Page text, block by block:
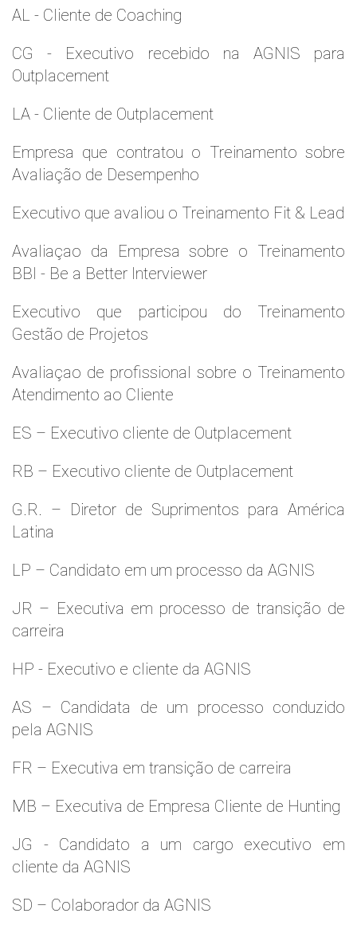
AL - Cliente de Coaching
CG - Executivo recebido na AGNIS para
Outplacement
LA - Cliente de Outplacement
Empresa que contratou o Treinamento sobre
Avaliação de Desempenho
Executivo que avaliou o Treinamento Fit & Lead
Avaliaçao da Empresa sobre o Treinamento
BBI - Be a Better Interviewer
Executivo que participou do Treinamento
Gestão de Projetos
Avaliaçao de profissional sobre o Treinamento
Atendimento ao Cliente
ES – Executivo cliente de Outplacement
RB – Executivo cliente de Outplacement
G.R. – Diretor de Suprimentos para América
Latina
LP – Candidato em um processo da AGNIS
JR – Executiva em processo de transição de
carreira
HP - Executivo e cliente da AGNIS
AS – Candidata de um processo conduzido
pela AGNIS
FR – Executiva em transição de carreira
MB – Executiva de Empresa Cliente de Hunting
JG - Candidato a um cargo executivo em
cliente da AGNIS
SD – Colaborador da AGNIS